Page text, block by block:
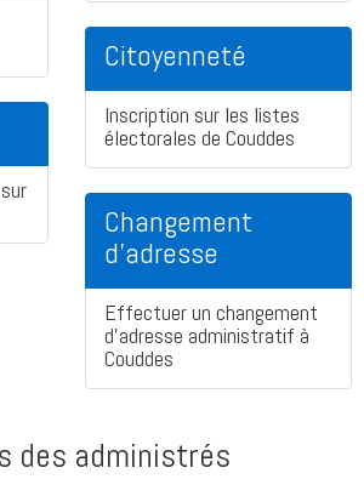
Citoyenneté
Inscription sur les listes
électorales de Couddes
Changement
d'adresse
Effectuer un changement
d'adresse administratif à
Couddes
des administrés